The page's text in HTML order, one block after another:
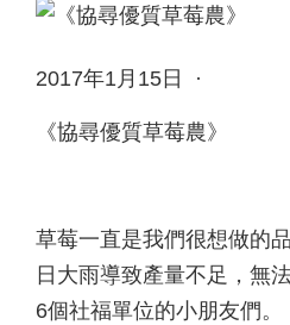
2017年1月15日 ·
《協尋優質草莓農》
草莓一直是我們很想做的
日大雨導致產量不足，無
6個社福單位的小朋友們。